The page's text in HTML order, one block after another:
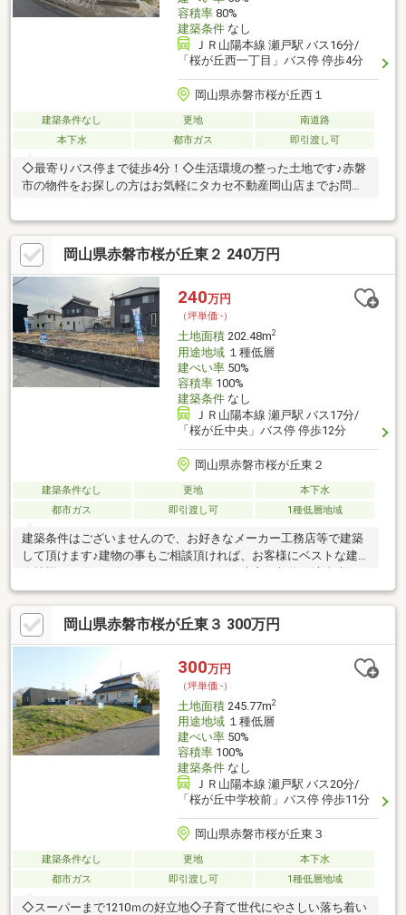
容積率80%
建築条件なし
ＪＲ山陽本線 瀬戸駅 バス16分/
「桜が丘西一丁目」バス停 停歩4分
岡山県赤磐市桜が丘西１
建築条件なし 更地
南道路
本下水
都市ガス 即引渡し可
◇最寄りバス停まで徒歩4分！◇生活環境の整った土地です♪赤磐
市の物件をお探しの方はお気軽にタカセ不動産岡山店までお問合
岡山県赤磐市桜が丘東２ 240万円
240万円
（坪単価:-）
土地面積202.48m2
用途地域１種低層
建ぺい率50%
容積率100%
建築条件なし
ＪＲ山陽本線 瀬戸駅 バス17分/
「桜が丘中央」バス停 停歩12分
岡山県赤磐市桜が丘東２
建築条件なし 更地
本下水
都市ガス
即引渡し可 1種低層地域
建築条件はございませんので、お好きなメーカー工務店等で建築
して頂けます♪建物の事もご相談頂ければ、お客様にベストな建築
会社様を一緒にお探しさせて頂きます！※売主は契約不適合責任
を負いませんお気軽にお問い合わせ下さい♪
岡山県赤磐市桜が丘東３ 300万円
300万円
（坪単価:-）
土地面積245.77m2
用途地域１種低層
建ぺい率50%
容積率100%
建築条件なし
ＪＲ山陽本線 瀬戸駅 バス20分/
「桜が丘中学校前」バス停 停歩11分
岡山県赤磐市桜が丘東３
建築条件なし 更地
本下水
都市ガス
即引渡し可 1種低層地域
◇スーパーまで1210ｍの好立地◇子育て世代にやさしい落ち着い